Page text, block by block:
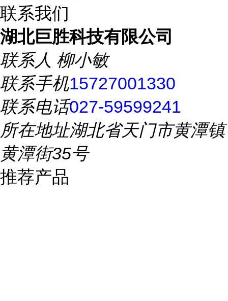
联系我们
湖北巨胜科技有限公司
联系人 柳小敏
联系手机15727001330
联系电话027-59599241
所在地址湖北省天门市黄潭镇
黄潭街35号
推荐产品